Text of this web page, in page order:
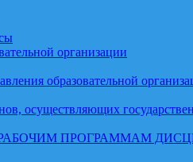
организации
образовательной
осуществляющих
ПРОГРАММАМ